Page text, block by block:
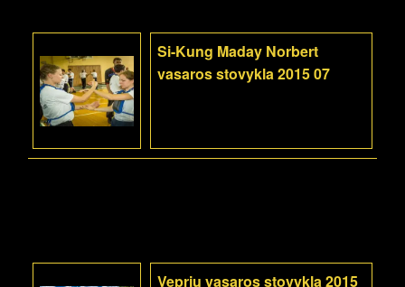
Si-Kung Maday Norbert
vasaros stovykla 2015 07
Veprių vasaros stovykla 2015